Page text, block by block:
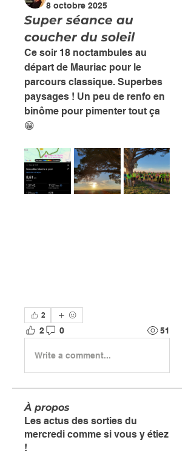
8 octobre 2025
Super séance au
coucher du soleil
Ce soir 18 noctambules au
départ de Mauriac pour le
parcours classique. Superbes
paysages ! Un peu de renfo en
binôme pour pimenter tout ça
😁
2
2 0 51
Write a comment...
À propos
Les actus des sorties du
mercredi comme si vous y étiez
!